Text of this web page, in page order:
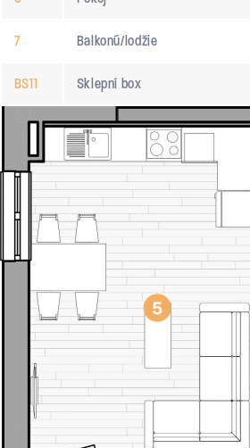
7 Balkonú/lodžie
BS11 Sklepní box